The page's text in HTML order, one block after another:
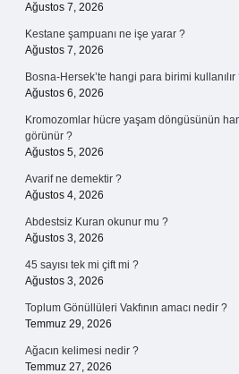
Ağustos 7, 2026
Kestane şampuanı ne işe yarar ?
Ağustos 7, 2026
Bosna-Hersek’te hangi para birimi kullanılır
Ağustos 6, 2026
Kromozomlar hücre yaşam döngüsünün
görünür ?
Ağustos 5, 2026
Avarif ne demektir ?
Ağustos 4, 2026
Abdestsiz Kuran okunur mu ?
Ağustos 3, 2026
45 sayısı tek mi çift mi ?
Ağustos 3, 2026
Toplum Gönüllüleri Vakfının amacı nedir ?
Temmuz 29, 2026
Ağacın kelimesi nedir ?
Temmuz 27, 2026